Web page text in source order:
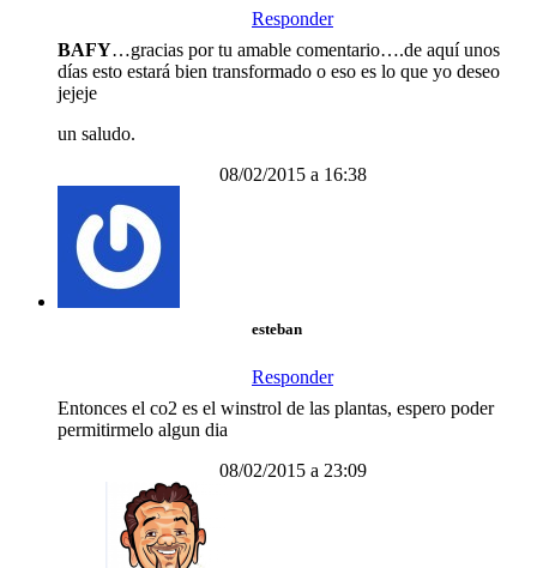
Responder
BAFY…gracias por tu amable comentario….de aquí unos
días esto estará bien transformado o eso es lo que yo deseo
jejeje
un saludo.
08/02/2015 a 16:38
esteban
Responder
Entonces el co2 es el winstrol de las plantas, espero poder
permitirmelo algun dia
08/02/2015 a 23:09